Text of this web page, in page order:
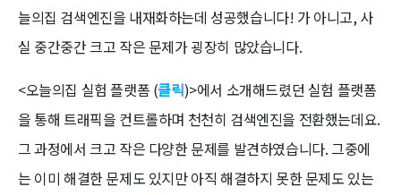
늘의집 검색엔진을 내재화하는데 성공했습니다! 가 아니고, 사
실 중간중간 크고 작은 문제가 굉장히 많았습니다.
<오늘의집 실험 플랫폼 (클릭)>에서 소개해드렸던 실험 플랫폼
을 통해 트래픽을 컨트롤하며 천천히 검색엔진을 전환했는데요.
그 과정에서 크고 작은 다양한 문제를 발견하였습니다. 그중에
는 이미 해결한 문제도 있지만 아직 해결하지 못한 문제도 있는